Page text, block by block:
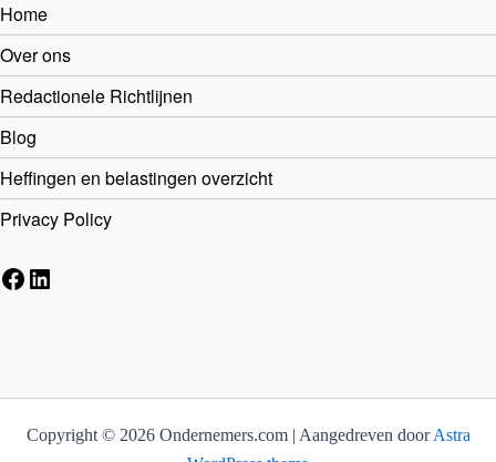
Home
Over ons
Redactionele Richtlijnen
Blog
Heffingen en belastingen overzicht
Privacy Policy
Facebook
LinkedIn
Copyright © 2026 Ondernemers.com | Aangedreven doorAstra